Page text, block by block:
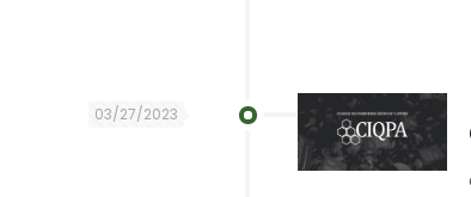
03/27/2023